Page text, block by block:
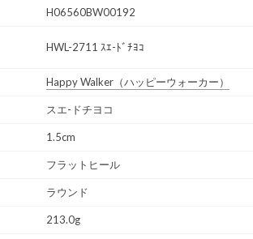
H06560BW00192
HWL-2711 ｽｴ-ﾄﾞﾁﾖｺ
Happy Walker （ハッピーウォーカー）
スエ-ドチヨコ
1.5cm
フラットヒール
ラウンド
213.0g